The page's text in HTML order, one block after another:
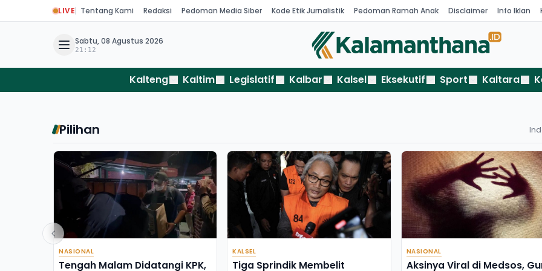
LIVE Tentang Kami Redaksi Pedoman Media Siber Kode Etik Jurnalistik Pedoman Ramah Anak Disclaimer Info Iklan
Sabtu, 08 Agustus 2026
21:12
Kalteng Kaltim Legislatif Kalbar Kalsel Eksekutif Sport Kaltara
Pilihan
NASIONAL
Tengah Malam Didatangi KPK,
KALSEL
Tiga Sprindik Membelit
NASIONAL
Aksinya Viral di Medsos,